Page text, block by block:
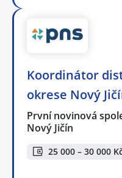
Koordinátor
okrese Nový
První novinová
Nový Jičín
25 000 – 30 000